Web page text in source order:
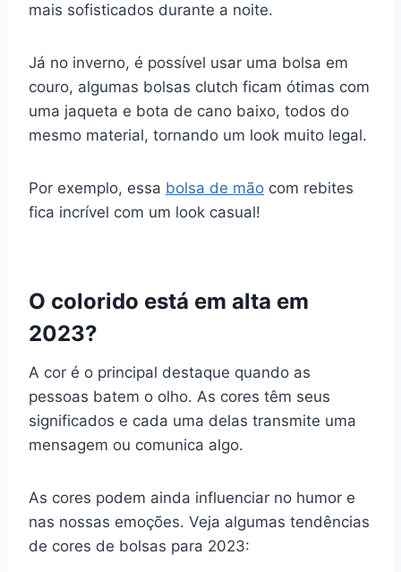
mais sofisticados durante a noite.
Já no inverno, é possível usar uma bolsa em
couro, algumas bolsas clutch ficam ótimas com
uma jaqueta e bota de cano baixo, todos do
mesmo material, tornando um look muito legal.
Por exemplo, essa bolsa de mão com rebites
fica incrível com um look casual!
O colorido está em alta em
2023?
A cor é o principal destaque quando as
pessoas batem o olho. As cores têm seus
significados e cada uma delas transmite uma
mensagem ou comunica algo.
As cores podem ainda influenciar no humor e
nas nossas emoções. Veja algumas tendências
de cores de bolsas para 2023: